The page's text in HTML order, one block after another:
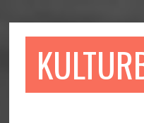
till
till
sidofältet
till